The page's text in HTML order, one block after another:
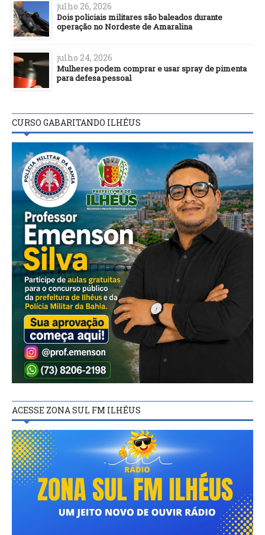
julho 26, 2026
Dois policiais militares são baleados durante
operação no Nordeste de Amaralina
julho 24, 2026
Mulheres podem comprar e usar spray de pimenta
para defesa pessoal
CURSO GABARITANDO ILHÉUS
ACESSE ZONA SUL FM ILHÉUS